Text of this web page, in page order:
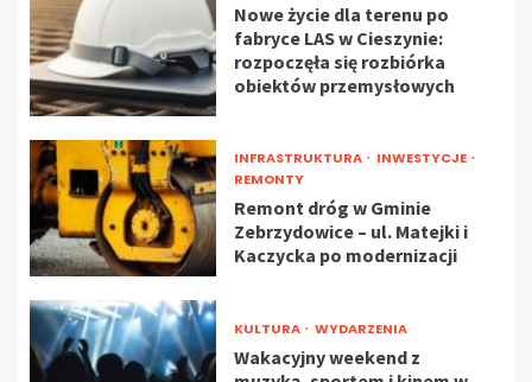
Nowe życie dla terenu po
fabryce LAS w Cieszynie:
rozpoczęła się rozbiórka
obiektów przemysłowych
INFRASTRUKTURA
INWESTYCJE
REMONTY
Remont dróg w Gminie
Zebrzydowice – ul. Matejki i
Kaczycka po modernizacji
KULTURA WYDARZENIA
Wakacyjny weekend z